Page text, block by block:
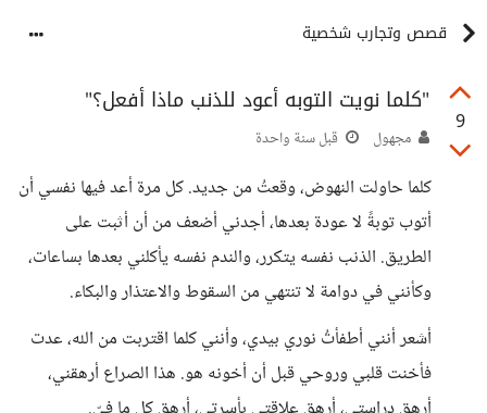
قصص وتجارب شخصية
9
"كلما نويت التوبه أعود للذنب ماذا أفعل؟"
مجهول قبل سنة واحدة
كلما حاولت النهوض، وقعتُ من جديد. كل مرة أعد فيها نفسي أن
أتوب توبةً لا عودة بعدها، أجدني أضعف من أن أثبت على
الطريق. الذنب نفسه يتكرر، والندم نفسه يأكلني بعدها بساعات،
وكأنني في دوامة لا تنتهي من السقوط والاعتذار والبكاء.
أشعر أنني أطفأتُ نوري بيدي، وأنني كلما اقتربت من الله، عدت
فأخنت قلبي وروحي قبل أن أخونه هو. هذا الصراع أرهقني،